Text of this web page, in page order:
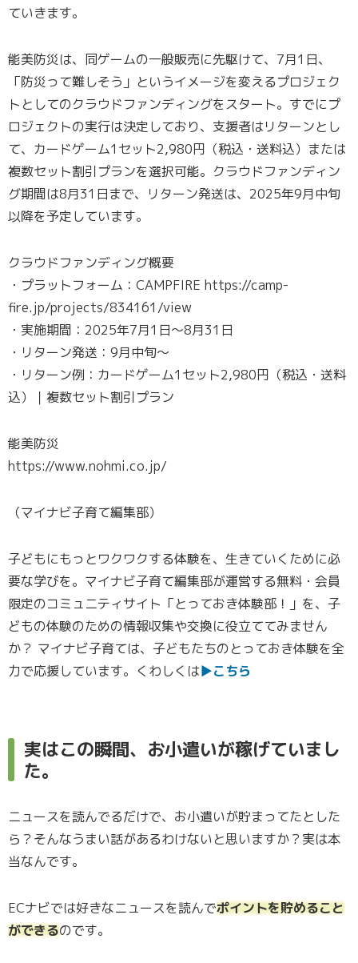
ていきます。
能美防災は、同ゲームの一般販売に先駆けて、7月1日、
「防災って難しそう」というイメージを変えるプロジェク
トとしてのクラウドファンディングをスタート。すでにプ
ロジェクトの実行は決定しており、支援者はリターンとし
て、カードゲーム1セット2,980円（税込・送料込）または
複数セット割引プランを選択可能。クラウドファンディン
グ期間は8月31日まで、リターン発送は、2025年9月中旬
以降を予定しています。
クラウドファンディング概要
・プラットフォーム：CAMPFIRE https://camp-
fire.jp/projects/834161/view
・実施期間：2025年7月1日～8月31日
・リターン発送：9月中旬～
・リターン例：カードゲーム1セット2,980円（税込・送料
込）｜複数セット割引プラン
能美防災
https://www.nohmi.co.jp/
（マイナビ子育て編集部）
子どもにもっとワクワクする体験を、生きていくために必
要な学びを。マイナビ子育て編集部が運営する無料・会員
限定のコミュニティサイト「とっておき体験部！」を、子
どもの体験のための情報収集や交換に役立ててみません
か？ マイナビ子育ては、子どもたちのとっておき体験を全
力で応援しています。くわしくは▶こちら
実はこの瞬間、お小遣いが稼げていまし
た。
ニュースを読んでるだけで、お小遣いが貯まってたとした
ら？そんなうまい話があるわけないと思いますか？実は本
当なんです。
ECナビでは好きなニュースを読んでポイントを貯めること
ができるのです。